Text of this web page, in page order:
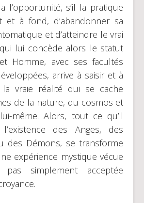
l’opportunité, s’il la pratique
et à fond, d’abandonner sa
et d’atteindre le vrai
lui concède alors le statut
Homme, avec ses facultés
arrive à saisir et à
la vraie réalité qui se cache
de la nature, du cosmos et
même. Alors, tout ce qu’il
des Anges, des
des Démons, se transforme
expérience mystique vécue
pas simplement acceptée